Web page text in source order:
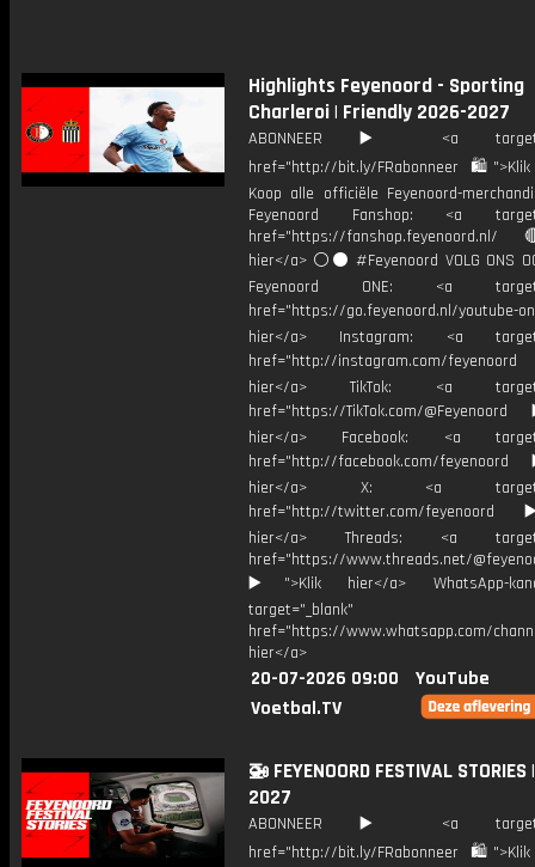
Highlights Feyenoord - Sporting
Charleroi | Friendly 2026-2027
ABONNEER ▶️ <a
href="http://bit.ly/FRabonneer
Koop alle officiële Feyenoord-
Feyenoord Fanshop: <a
href="https://
hier</a> ⚪️⚫ #Feyenoord VOLG ONS
Feyenoord ONE: <a
href="https://go.feyenoord.nl/youtube-
hier</a> Instagram: <a
href="http://instagram.com/
hier</a> TikTok: <a
href="https://TikTok.com/
hier</a> Facebook: <a
href="http://facebook.com/
hier</a> X: <a
href="http://twitter.com/
hier</a> Threads: <a
href="https://www.threads.net/
▶️">Klik hier</a> WhatsApp-
target="_blank"
href="https://www.whatsapp.com/
hier</a>
20-07-2026 09:00
YouTube
Voetbal.TV
🚁 FEYENOORD FESTIVAL
2027
ABONNEER ▶️ <a
href="http://bit.ly/FRabonneer